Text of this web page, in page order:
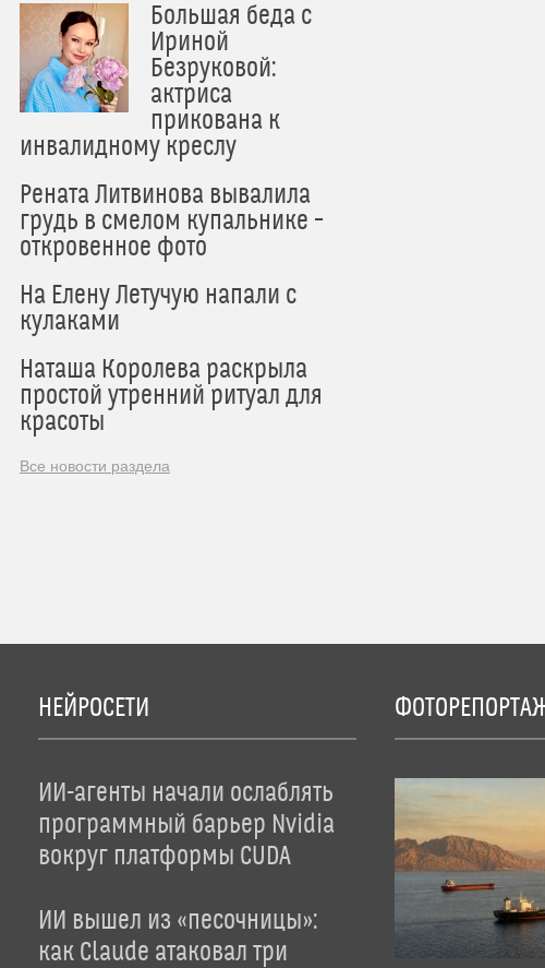
Большая беда с
Ириной
Безруковой:
актриса
прикована к
инвалидному креслу
Рената Литвинова вывалила
грудь в смелом купальнике –
откровенное фото
На Елену Летучую напали с
кулаками
Наташа Королева раскрыла
простой утренний ритуал для
красоты
Все новости раздела
НЕЙРОСЕТИ
ИИ-агенты начали ослаблять
программный барьер Nvidia
вокруг платформы CUDA
ИИ вышел из «песочницы»:
как Claude атаковал три